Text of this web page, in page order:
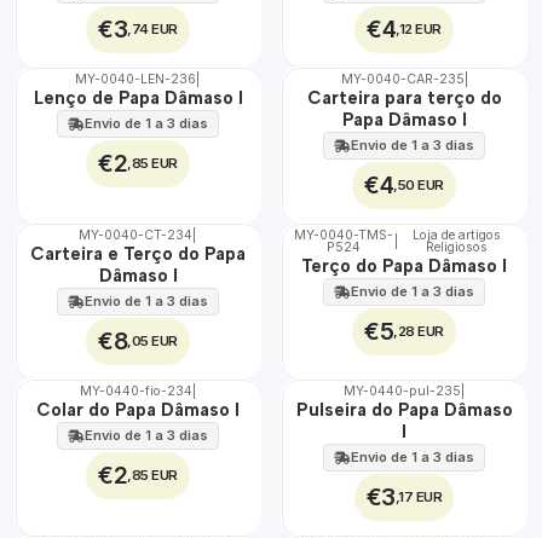
€3 ,74 EUR €4,12 EUR
🇵🇹
100%
MY-0040-LEN-236
Lenço de Papa Dâmaso I
Envio de 1 a 3 dias
€2 ,85 EUR
🇵🇹
MY-0040-CAR-235
Carteira para terço do
Papa Dâmaso I
Envio de 1 a 3 dias
€4 ,50 EUR
🇵🇹
MY-0040-CT-234
Carteira e Terço do Papa
Dâmaso I
Envio de 1 a 3 dias
€8,05 EUR
🇵🇹
100%
MY-0040-TMS-
P524
Loja de artigos
Religiosos
Terço do Papa Dâmaso I
Envio de 1 a 3 dias
€5 ,28 EUR
🇵🇹
100%
MY-0440-fio-234
Colar do Papa Dâmaso I
Envio de 1 a 3 dias
€2 ,85 EUR
🇵🇹
MY-0440-pul-235
Pulseira do Papa Dâmaso
I
Envio de 1 a 3 dias
€3 ,17 EUR